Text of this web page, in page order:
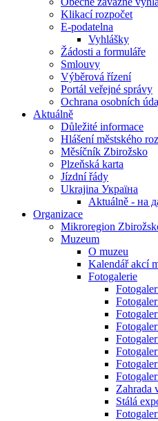
Klikací rozpočet
E-podatelna
Vyhlášky
Žádosti a formuláře
Smlouvy
Výběrová řízení
Portál veřejné správy
Ochrana osobních
Aktuálně
Důležité informace
Hlášení městského
Měsíčník Zbirožsko
Plzeňská karta
Jízdní řády
Ukrajina Україна
Aktuálně - на
Organizace
Mikroregion
Muzeum
O muzeu
Kalendář akcí
Fotogalerie
Zahrada
Stálá